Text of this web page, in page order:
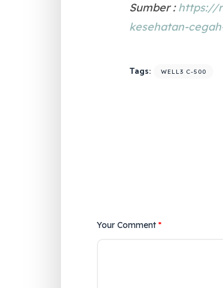
Sumber :https://
kesehatan-
Tags: WELL3 C-500
Your Comment *